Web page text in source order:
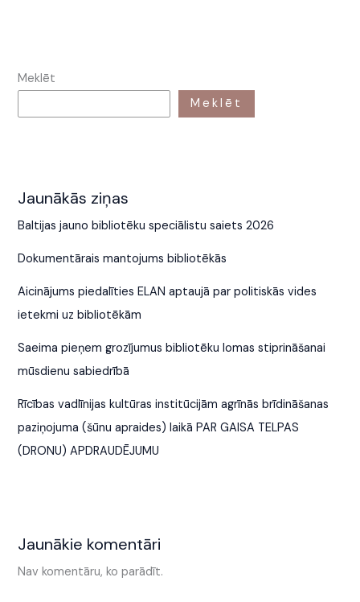
Meklēt
Meklēt
Jaunākās ziņas
Baltijas jauno bibliotēku speciālistu saiets 2026
Dokumentārais mantojums bibliotēkās
Aicinājums piedalīties ELAN aptaujā par politiskās vides
ietekmi uz bibliotēkām
Saeima pieņem grozījumus bibliotēku lomas stiprināšanai
mūsdienu sabiedrībā
Rīcības vadlīnijas kultūras institūcijām agrīnās brīdināšanas
paziņojuma (šūnu apraides) laikā PAR GAISA TELPAS
(DRONU) APDRAUDĒJUMU
Jaunākie komentāri
Nav komentāru, ko parādīt.